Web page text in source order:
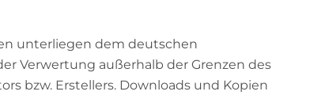
unterliegen dem deutschen
Verwertung außerhalb der Grenzen des
bzw. Erstellers. Downloads und Kopien